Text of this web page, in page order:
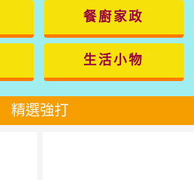
餐廚家政
生活小物
精選強打